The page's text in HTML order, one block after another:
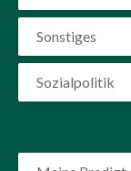
Sonstiges
Sozialpolitik